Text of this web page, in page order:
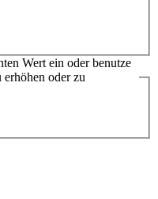
Wert ein oder benutze
oder zu